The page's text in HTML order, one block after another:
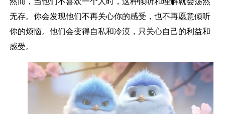
无存。你会发现他们不再关心你的感受，也不再愿意倾听
你的烦恼。他们会变得自私和冷漠，只关心自己的利益和
感受。